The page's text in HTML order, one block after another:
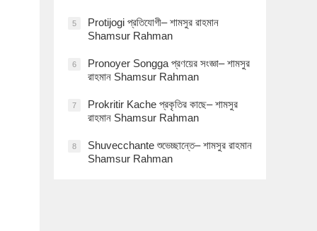
5
Protijogi প্রতিযোগী– শামসুর রাহমান
Shamsur Rahman
6
Pronoyer Songga প্রণয়ের সংজ্ঞা– শামসুর
রাহমান Shamsur Rahman
7
Prokritir Kache প্রকৃতির কাছে– শামসুর
রাহমান Shamsur Rahman
8
Shuvecchante শুভেচ্ছান্তে– শামসুর রাহমান
Shamsur Rahman